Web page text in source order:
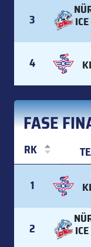
3
4
FASE
RK
RK
1
2